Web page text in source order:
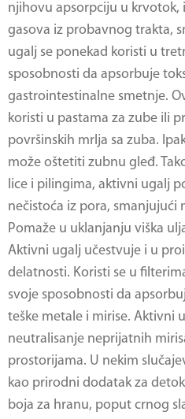
njihovu apsorpciju u krvotok,
gasova iz probavnog trakta,
ugalj se ponekad koristi u
sposobnosti da apsorbuje
gastrointestinalne smetnje.
koristi u pastama za zube ili
površinskih mrlja sa zuba.
može oštetiti zubnu gleđ.
lice i pilingima, aktivni ugalj
nečistoća iz pora, smanjujući
Pomaže u uklanjanju viška
Aktivni ugalj učestvuje i u
delatnosti. Koristi se u
svoje sposobnosti da
teške metale i mirise. Aktivni
neutralisanje neprijatnih
prostorijama. U nekim
kao prirodni dodatak za
boja za hranu, poput crnog